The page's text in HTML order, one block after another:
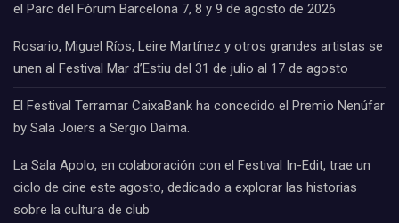
el Parc del Fòrum Barcelona 7, 8 y 9 de agosto de 2026
Rosario, Miguel Ríos, Leire Martínez y otros grandes artistas se
unen al Festival Mar d’Estiu del 31 de julio al 17 de agosto
El Festival Terramar CaixaBank ha concedido el Premio Nenúfar
by Sala Joiers a Sergio Dalma.
La Sala Apolo, en colaboración con el Festival In-Edit, trae un
ciclo de cine este agosto, dedicado a explorar las historias
sobre la cultura de club